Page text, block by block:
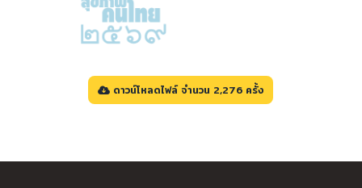
ดาวน์โหลดไฟล์ จำนวน 2,276 ครั้ง